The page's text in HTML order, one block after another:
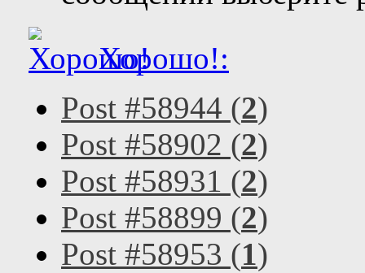
Хорошо!:
Post #58944 (2)
Post #58902 (2)
Post #58931 (2)
Post #58899 (2)
Post #58953 (1)